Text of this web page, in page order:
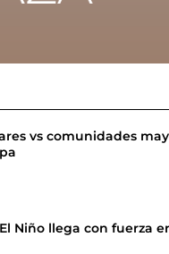
vs comunidades
Niño llega con fuerza